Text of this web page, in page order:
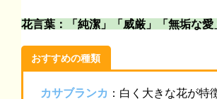
花言葉：「純潔」「威厳」「無垢な愛
おすすめの種類
カサブランカ ：白く大きな花が特